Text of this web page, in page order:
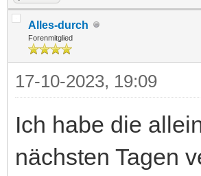
Alles-durch
Forenmitglied
17-10-2023, 19:09
Ich habe die
nächsten Tagen